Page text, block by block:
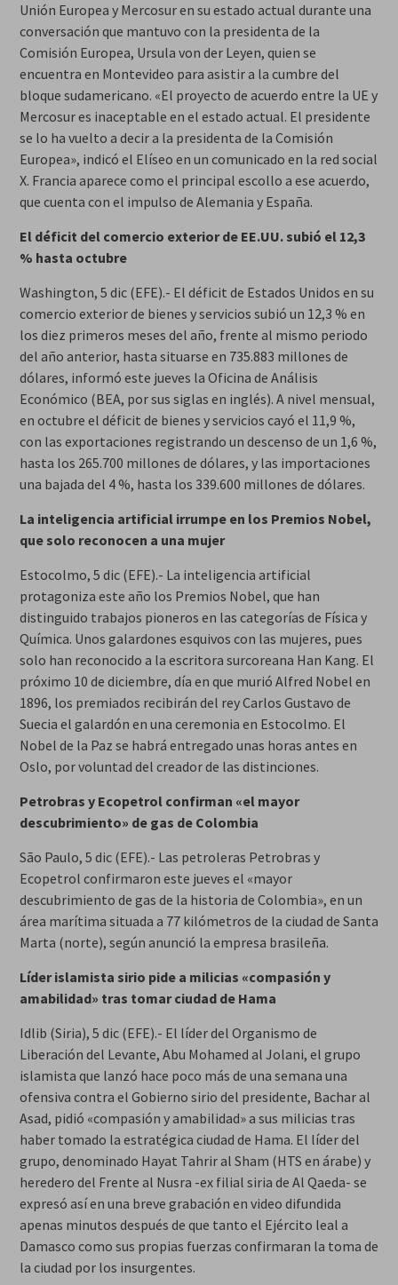
Unión Europea y Mercosur en su estado actual durante una
conversación que mantuvo con la presidenta de la
Comisión Europea, Ursula von der Leyen, quien se
encuentra en Montevideo para asistir a la cumbre del
bloque sudamericano. «El proyecto de acuerdo entre la UE y
Mercosur es inaceptable en el estado actual. El presidente
se lo ha vuelto a decir a la presidenta de la Comisión
Europea», indicó el Elíseo en un comunicado en la red social
X. Francia aparece como el principal escollo a ese acuerdo,
que cuenta con el impulso de Alemania y España.
El déficit del comercio exterior de EE.UU. subió el 12,3
% hasta octubre
Washington, 5 dic (EFE).- El déficit de Estados Unidos en su
comercio exterior de bienes y servicios subió un 12,3 % en
los diez primeros meses del año, frente al mismo periodo
del año anterior, hasta situarse en 735.883 millones de
dólares, informó este jueves la Oficina de Análisis
Económico (BEA, por sus siglas en inglés). A nivel mensual,
en octubre el déficit de bienes y servicios cayó el 11,9 %,
con las exportaciones registrando un descenso de un 1,6 %,
hasta los 265.700 millones de dólares, y las importaciones
una bajada del 4 %, hasta los 339.600 millones de dólares.
La inteligencia artificial irrumpe en los Premios Nobel,
que solo reconocen a una mujer
Estocolmo, 5 dic (EFE).- La inteligencia artificial
protagoniza este año los Premios Nobel, que han
distinguido trabajos pioneros en las categorías de Física y
Química. Unos galardones esquivos con las mujeres, pues
solo han reconocido a la escritora surcoreana Han Kang. El
próximo 10 de diciembre, día en que murió Alfred Nobel en
1896, los premiados recibirán del rey Carlos Gustavo de
Suecia el galardón en una ceremonia en Estocolmo. El
Nobel de la Paz se habrá entregado unas horas antes en
Oslo, por voluntad del creador de las distinciones.
Petrobras y Ecopetrol confirman «el mayor
descubrimiento» de gas de Colombia
São Paulo, 5 dic (EFE).- Las petroleras Petrobras y
Ecopetrol confirmaron este jueves el «mayor
descubrimiento de gas de la historia de Colombia», en un
área marítima situada a 77 kilómetros de la ciudad de Santa
Marta (norte), según anunció la empresa brasileña.
Líder islamista sirio pide a milicias «compasión y
amabilidad» tras tomar ciudad de Hama
Idlib (Siria), 5 dic (EFE).- El líder del Organismo de
Liberación del Levante, Abu Mohamed al Jolani, el grupo
islamista que lanzó hace poco más de una semana una
ofensiva contra el Gobierno sirio del presidente, Bachar al
Asad, pidió «compasión y amabilidad» a sus milicias tras
haber tomado la estratégica ciudad de Hama. El líder del
grupo, denominado Hayat Tahrir al Sham (HTS en árabe) y
heredero del Frente al Nusra -ex filial siria de Al Qaeda- se
expresó así en una breve grabación en video difundida
apenas minutos después de que tanto el Ejército leal a
Damasco como sus propias fuerzas confirmaran la toma de
la ciudad por los insurgentes.